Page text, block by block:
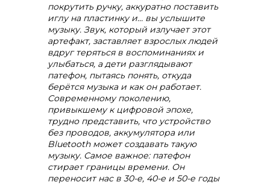
покрутить ручку, аккуратно поставить
иглу на пластинку и… вы услышите
музыку. Звук, который излучает этот
артефакт, заставляет взрослых людей
вдруг теряться в воспоминаниях и
улыбаться, а дети разглядывают
патефон, пытаясь понять, откуда
берётся музыка и как он работает.
Современному поколению,
привыкшему к цифровой эпохе,
трудно представить, что устройство
без проводов, аккумулятора или
Bluetooth может создавать такую
музыку. Самое важное: патефон
стирает границы времени. Он
переносит нас в 30-е, 40-е и 50-е годы